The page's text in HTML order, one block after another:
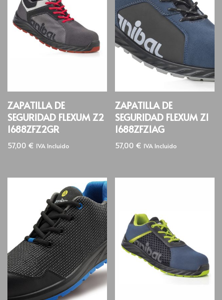
ZAPATILLA DE
SEGURIDAD FLEXUM Z2
1688ZFZ2GR
57,00 € IVA Incluido
ZAPATILLA DE
SEGURIDAD FLEXUM Z1
1688ZFZ1AG
57,00€ IVA Incluido